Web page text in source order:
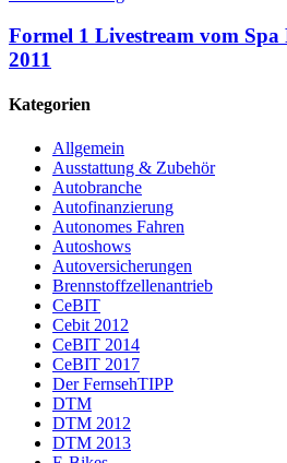
Formel 1 Livestream vom Spa
2011
Kategorien
Allgemein
Ausstattung & Zubehör
Autobranche
Autofinanzierung
Autonomes Fahren
Autoshows
Autoversicherungen
Brennstoffzellenantrieb
CeBIT
Cebit 2012
CeBIT 2014
CeBIT 2017
Der FernsehTIPP
DTM
DTM 2012
DTM 2013